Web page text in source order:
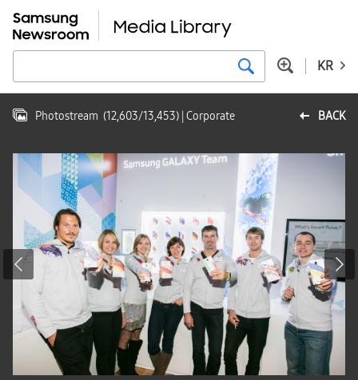
KR
BACK
Photostream (12,603/13,453) | Corporate